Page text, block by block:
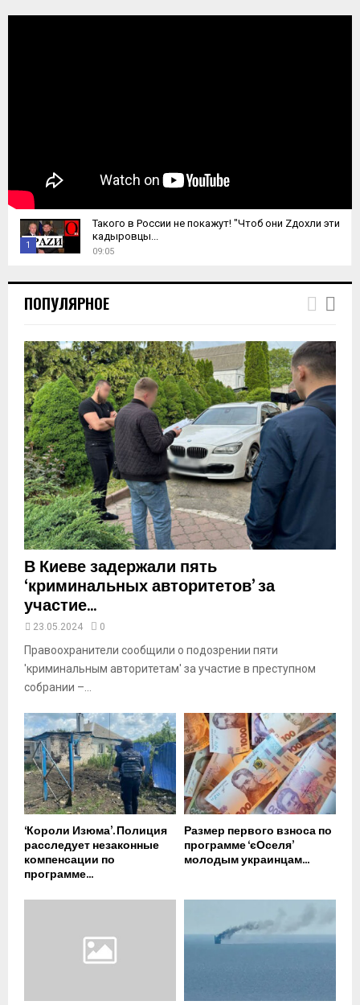
1
h
u
n
a
y
o
u
u
b
e
Такого в России не покажут! "Чтоб они Zдохли эти
кадыровцы...
09:05
ПОПУЛЯРНОЕ
В Киеве задержали пять
‘криминальных авторитетов’ за
участие...
23.05.2024 0
Правоохранители сообщили о подозрении пяти
'криминальным авторитетам' за участие в преступном
собрании –...
‘Короли Изюма’. Полиция
расследует незаконные
компенсации по
программе...
Размер первого взноса по
программе ‘єОселя’
молодым украинцам...